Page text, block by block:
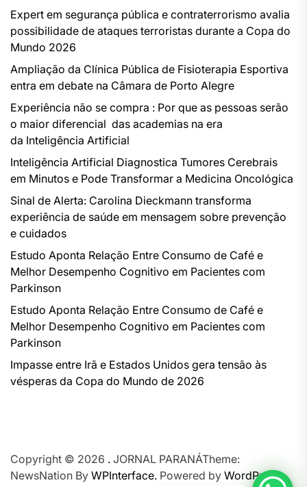
Expert em segurança pública e contraterrorismo avalia
possibilidade de ataques terroristas durante a Copa do
Mundo 2026
Ampliação da Clínica Pública de Fisioterapia Esportiva
entra em debate na Câmara de Porto Alegre
Experiência não se compra : Por que as pessoas serão
o maior diferencial das academias na era
da Inteligência Artificial
Inteligência Artificial Diagnostica Tumores Cerebrais
em Minutos e Pode Transformar a Medicina Oncológica
Sinal de Alerta: Carolina Dieckmann transforma
experiência de saúde em mensagem sobre prevenção
e cuidados
Estudo Aponta Relação Entre Consumo de Café e
Melhor Desempenho Cognitivo em Pacientes com
Parkinson
Estudo Aponta Relação Entre Consumo de Café e
Melhor Desempenho Cognitivo em Pacientes com
Parkinson
Impasse entre Irã e Estados Unidos gera tensão às
vésperas da Copa do Mundo de 2026
Copyright © 2026 . JORNAL PARANÁTheme:
NewsNation By WPInterface. Powered by WordPress.